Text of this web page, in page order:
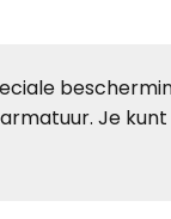
Je